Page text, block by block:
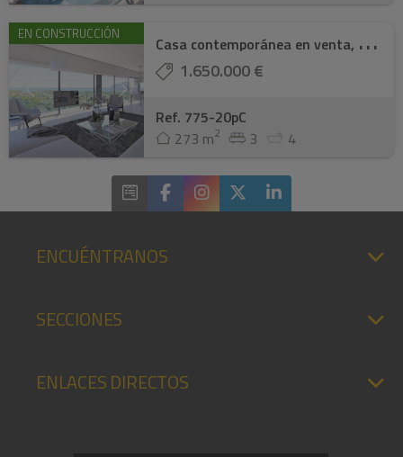
EN CONSTRUCCIÓN C
asa contemporánea en venta, Calpe, Costa Bl ...
1.650.000 €
Ref. 775-20pC
273 m2 3 4
ENCUÉNTRANOS
SECCIONES
ENLACES DIRECTOS